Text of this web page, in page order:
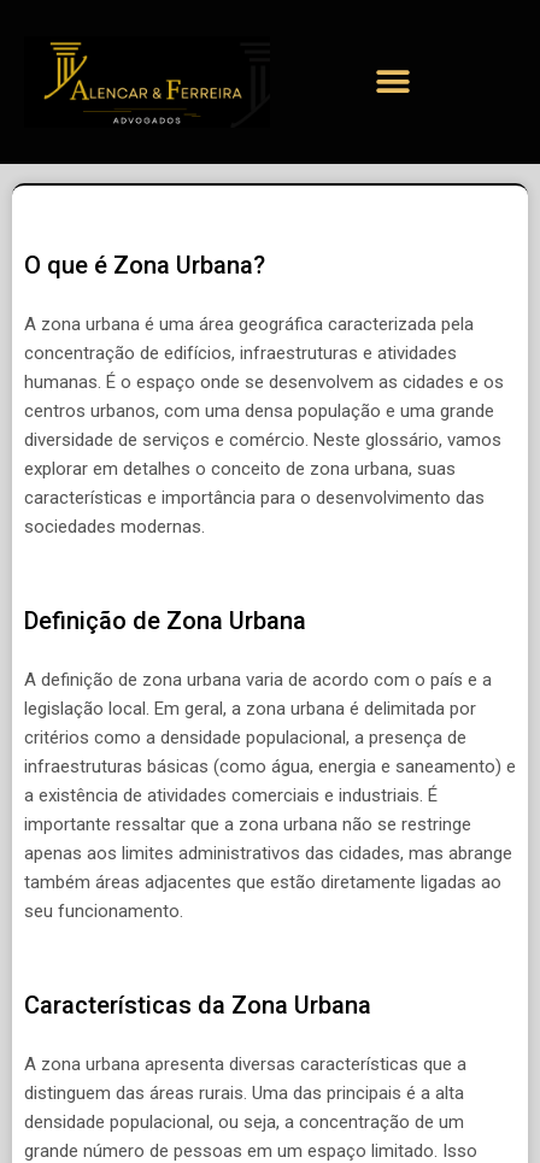
O que é Zona Urbana?
A zona urbana é uma área geográfica caracterizada pela
concentração de edifícios, infraestruturas e atividades
humanas. É o espaço onde se desenvolvem as cidades e os
centros urbanos, com uma densa população e uma grande
diversidade de serviços e comércio. Neste glossário, vamos
explorar em detalhes o conceito de zona urbana, suas
características e importância para o desenvolvimento das
sociedades modernas.
Definição de Zona Urbana
A definição de zona urbana varia de acordo com o país e a
legislação local. Em geral, a zona urbana é delimitada por
critérios como a densidade populacional, a presença de
infraestruturas básicas (como água, energia e saneamento) e
a existência de atividades comerciais e industriais. É
importante ressaltar que a zona urbana não se restringe
apenas aos limites administrativos das cidades, mas abrange
também áreas adjacentes que estão diretamente ligadas ao
seu funcionamento.
Características da Zona Urbana
A zona urbana apresenta diversas características que a
distinguem das áreas rurais. Uma das principais é a alta
densidade populacional, ou seja, a concentração de um
grande número de pessoas em um espaço limitado. Isso